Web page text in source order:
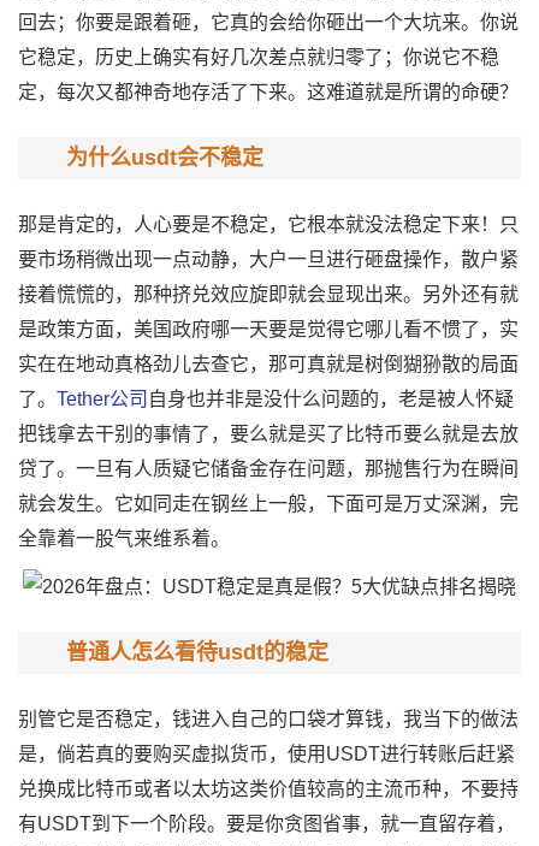
回去；你要是跟着砸，它真的会给你砸出一个大坑来。你说
它稳定，历史上确实有好几次差点就归零了；你说它不稳
定，每次又都神奇地存活了下来。这难道就是所谓的命硬？
为什么usdt会不稳定
那是肯定的，人心要是不稳定，它根本就没法稳定下来！只
要市场稍微出现一点动静，大户一旦进行砸盘操作，散户紧
接着慌慌的，那种挤兑效应旋即就会显现出来。另外还有就
是政策方面，美国政府哪一天要是觉得它哪儿看不惯了，实
实在在地动真格劲儿去查它，那可真就是树倒猢狲散的局面
了。 Tether公司 自身也并非是没什么问题的，老是被人怀疑
把钱拿去干别的事情了，要么就是买了比特币要么就是去放
贷了。一旦有人质疑它储备金存在问题，那抛售行为在瞬间
就会发生。它如同走在钢丝上一般，下面可是万丈深渊，完
全靠着一股气来维系着。
普通人怎么看待usdt的稳定
别管它是否稳定，钱进入自己的口袋才算钱，我当下的做法
是，倘若真的要购买虚拟货币，使用USDT进行转账后赶紧
兑换成比特币或者以太坊这类价值较高的主流币种，不要持
有USDT到下一个阶段。要是你贪图省事，就一直留存着，